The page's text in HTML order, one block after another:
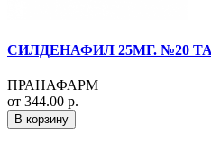
СИЛДЕНАФИЛ 25МГ. №20
ПРАНАФАРМ
от 344.00 р.
В корзину